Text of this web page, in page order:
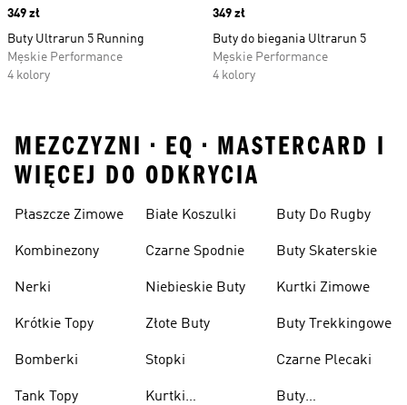
Price
349 zł
Buty Ultrarun 5 Running
Męskie Performance
4 kolory
Price
349 zł
Buty do biegania Ultrarun 5
Męskie Performance
4 kolory
MEZCZYZNI • EQ • MASTERCARD I
WIĘCEJ DO ODKRYCIA
Płaszcze Zimowe
Kombinezony
Nerki
Krótkie Topy
Bomberki
Tank Topy
Białe Koszulki
Czarne Spodnie
Niebieskie Buty
Złote Buty
Stopki
Kurtki
Buty Do Rugby
Buty Skaterskie
Kurtki Zimowe
Buty Trekkingowe
Czarne Plecaki
Buty